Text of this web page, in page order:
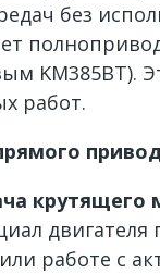
без
KM385BT).
работ.
крутящего
работе с